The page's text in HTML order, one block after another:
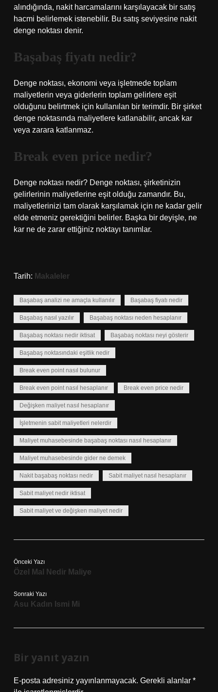
alındığında, nakit harcamalarını karşılayacak bir satış
hacmi belirlemek istenebilir. Bu satış seviyesine nakit
denge noktası denir.
Başabaş fiyatı nedir?
Denge noktası, ekonomi veya işletmede toplam
maliyetlerin veya giderlerin toplam gelirlere eşit
olduğunu belirtmek için kullanılan bir terimdir. Bir şirket
denge noktasında maliyetlere katlanabilir, ancak kar
veya zarara katlanmaz.
Break even price nedir?
Denge noktası nedir? Denge noktası, şirketinizin
gelirlerinin maliyetlerine eşit olduğu zamandır. Bu,
maliyetlerinizi tam olarak karşılamak için ne kadar gelir
elde etmeniz gerektiğini belirler. Başka bir deyişle, ne
kar ne de zarar ettiğiniz noktayı tanımlar.
Tarih: Makaleler
Başabaş analizi ne amaçla kullanılır Başabaş fiyatı nedir
Başabaş nasıl yazılır Başabaş noktası neden hesaplanır
Başabaş noktası nedir iktisat Başabaş noktası neyi gösterir
Başabaş noktasındaki eşitlik nedir
Break even point nasıl bulunur
Break even point nasıl hesaplanır Break even price nedir
Değişken maliyet nasıl hesaplanır
İşletmenin sabit maliyetleri nelerdir
Maliyet muhasebesinde başabaş noktası nasıl hesaplanır
Maliyet muhasebesinde gider ne demek
Nakit başabaş noktası nedir Sabit maliyet nasıl hesaplanır
Sabit maliyet nedir iktisat
Sabit maliyet ve değişken maliyet nedir
Önceki Yazı
Özel Mal Nedir Maliye
Sonraki Yazı
Asu Kadın Ismi Mi
Bir yanıt yazın
E-posta adresiniz yayınlanmayacak. Gerekli alanlar *